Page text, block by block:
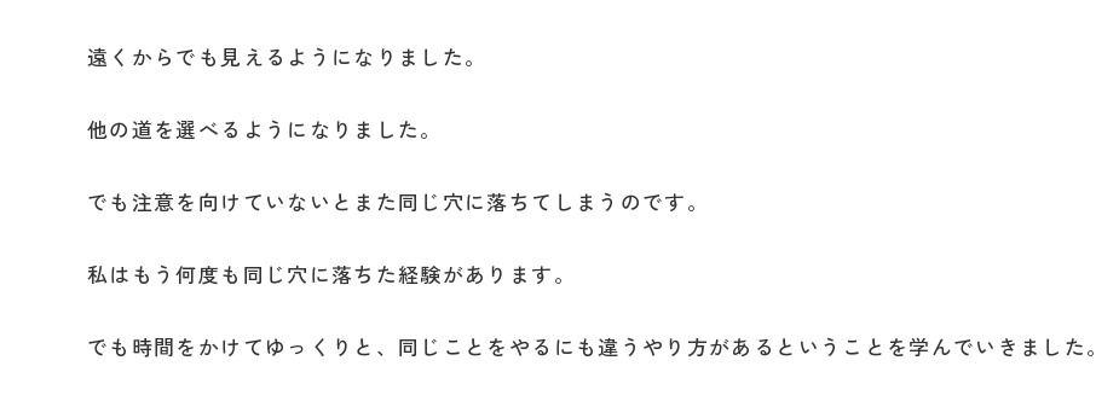
遠くからでも見えるようになりました。
他の道を選べるようになりました。
でも注意を向けていないとまた同じ穴に落ちてしまうのです。
私はもう何度も同じ穴に落ちた経験があります。
でも時間をかけてゆっくりと、同じことをやるにも違うやり方があるということを学んでいきました。